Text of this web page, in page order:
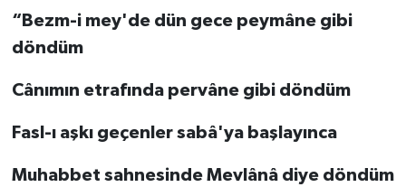
“Bezm-i mey'de dün gece peymâne gibi
döndüm
Cânımın etrafında pervâne gibi döndüm
Fasl-ı aşkı geçenler sabâ'ya başlayınca
Muhabbet sahnesinde Mevlânâ diye döndüm